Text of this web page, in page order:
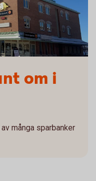
om i
många sparbanker